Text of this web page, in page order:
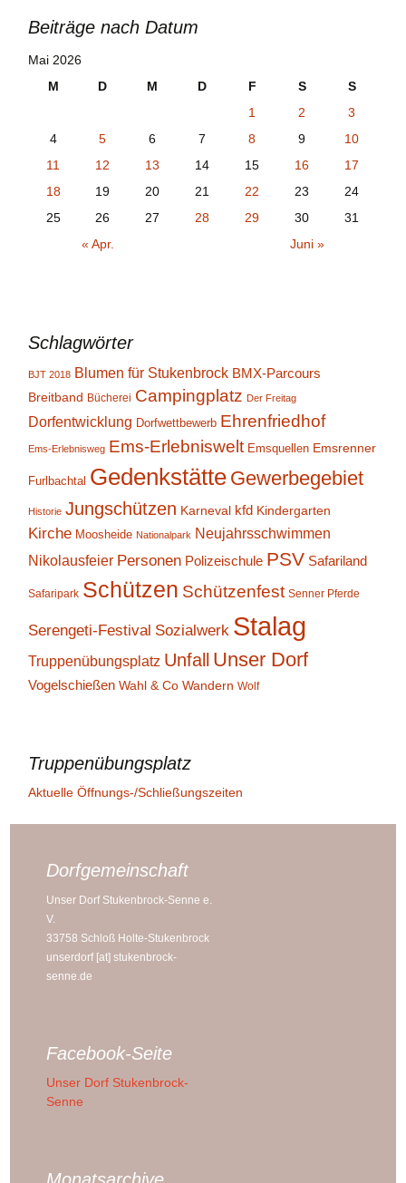
Beiträge nach Datum
Mai 2026
M
D M D F S
S
1
2
3
4
5 6 7 8 9
10
11
12 13 14 15 16
17
18
19 20 21 22 23
24
25
26 27 28 29 30
31
« Apr.
Juni »
Schlagwörter
BJT 2018 Blumen für Stukenbrock BMX-Parcours
Breitband Bücherei Campingplatz Der Freitag
Dorfentwicklung Dorfwettbewerb Ehrenfriedhof
Ems-Erlebnisweg Ems-Erlebniswelt Emsquellen Emsrenner
Furlbachtal Gedenkstätte Gewerbegebiet
Historie Jungschützen Karneval kfd Kindergarten
Kirche Moosheide Nationalpark Neujahrsschwimmen
Nikolausfeier Personen Polizeischule PSV Safariland
Safaripark Schützen Schützenfest Senner Pferde
Serengeti-Festival Sozialwerk Stalag
Truppenübungsplatz Unfall Unser Dorf
Vogelschießen Wahl & Co Wandern Wolf
Truppenübungsplatz
Aktuelle Öffnungs-/Schließungszeiten
Dorfgemeinschaft
Unser Dorf Stukenbrock-Senne e.
V.
33758 Schloß Holte-Stukenbrock
unserdorf [at] stukenbrock-
senne.de
Facebook-Seite
Unser Dorf Stukenbrock-
Senne